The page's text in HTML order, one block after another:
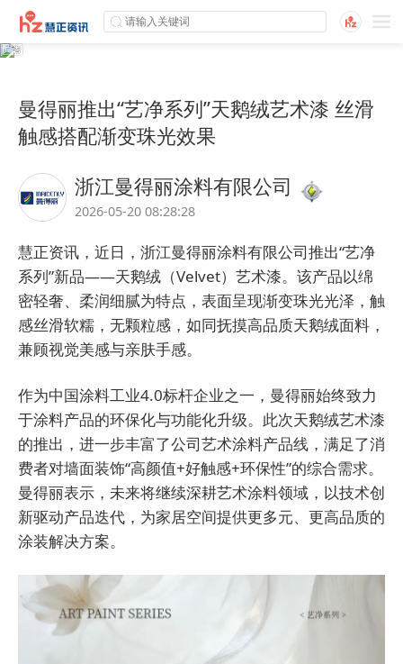
曼得丽推出“艺净系列”天鹅绒艺术漆 丝滑
触感搭配渐变珠光效果
浙江曼得丽涂料有限公司
2026-05-20 08:28:28
慧正资讯，近日， 浙江曼得丽涂料有限公司推出“艺净
系列”新品——天鹅绒（Velvet）艺术漆。该产品以绵
密轻奢、柔润细腻为特点，表面呈现渐变珠光光泽，触
感丝滑软糯，无颗粒感，如同抚摸高品质天鹅绒面料，
兼顾视觉美感与亲肤手感。
作为中国涂料工业4.0标杆企业之一， 曼得丽始终致力
于涂料产品的环保化与功能化升级。此次天鹅绒艺术漆
的推出，进一步丰富了公司艺术涂料产品线，满足了消
费者对墙面装饰“高颜值+好触感+环保性”的综合需求。
曼得丽表示，未来将继续深耕艺术涂料领域，以技术创
新驱动产品迭代，为家居空间提供更多元、更高品质的
涂装解决方案。